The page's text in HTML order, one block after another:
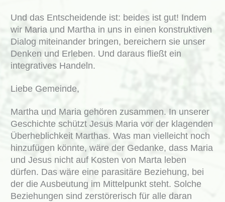
Und das Entscheidende ist: beides ist gut! Indem
wir Maria und Martha in uns in einen konstruktiven
Dialog miteinander bringen, bereichern sie unser
Denken und Erleben. Und daraus fließt ein
integratives Handeln.
Liebe Gemeinde,
Martha und Maria gehören zusammen. In unserer
Geschichte schützt Jesus Maria vor der klagenden
Überheblichkeit Marthas. Was man vielleicht noch
hinzufügen könnte, wäre der Gedanke, dass Maria
und Jesus nicht auf Kosten von Marta leben
dürfen. Das wäre eine parasitäre Beziehung, bei
der die Ausbeutung im Mittelpunkt steht. Solche
Beziehungen sind zerstörerisch für alle daran